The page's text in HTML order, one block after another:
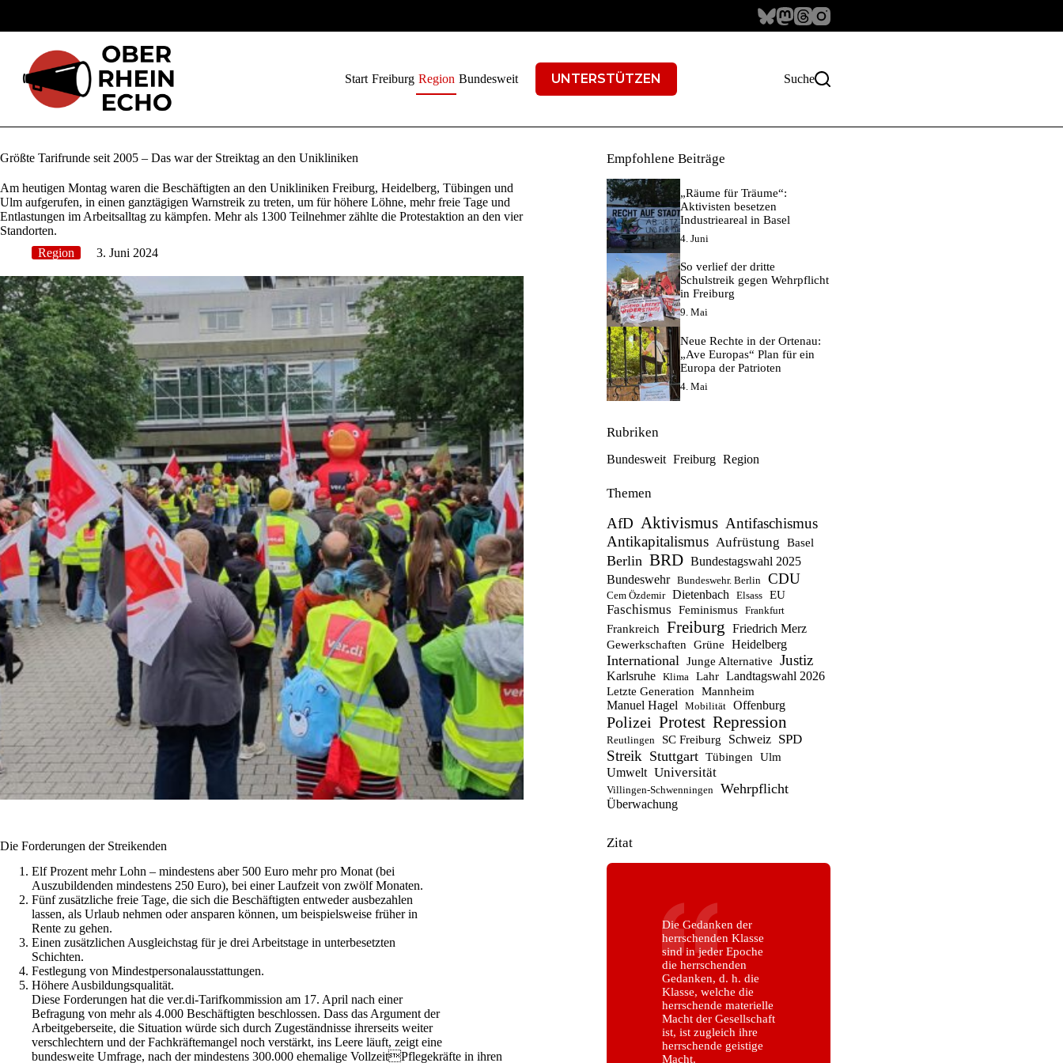
springen
Start Freiburg Region Bundesweit UNTERSTÜTZEN Suche
Größte Tarifrunde seit 2005 – Das war der Streiktag an den Unikliniken
Am heutigen Montag waren die Beschäftigten an den Unikliniken Freiburg, Heidelberg, Tübingen und
Ulm aufgerufen, in einen ganztägigen Warnstreik zu treten, um für höhere Löhne, mehr freie Tage und
Entlastungen im Arbeitsalltag zu kämpfen. Mehr als 1300 Teilnehmer zählte die Protestaktion an den vier
Standorten.
Region
3. Juni 2024
Die Forderungen der Streikenden
Elf Prozent mehr Lohn – mindestens aber 500 Euro mehr pro Monat (bei
Auszubildenden mindestens 250 Euro), bei einer Laufzeit von zwölf Monaten.
Fünf zusätzliche freie Tage, die sich die Beschäftigten entweder ausbezahlen
lassen, als Urlaub nehmen oder ansparen können, um beispielsweise früher in
Rente zu gehen.
Einen zusätzlichen Ausgleichstag für je drei Arbeitstage in unterbesetzten
Schichten.
Festlegung von Mindestpersonalausstattungen.
Höhere Ausbildungsqualität.
Diese Forderungen hat die ver.di-Tarifkommission am 17. April nach einer
Befragung von mehr als 4.000 Beschäftigten beschlossen. Dass das Argument der
Arbeitgeberseite, die Situation würde sich durch Zugeständnisse ihrerseits weiter
verschlechtern und der Fachkräftemangel noch verstärkt, ins Leere läuft, zeigt eine
bundesweite Umfrage, nach der mindestens 300.000 ehemalige VollzeitPflegekräfte in ihren
Empfohlene Beiträge
„Räume für Träume“:
Aktivisten besetzen
Industrieareal in Basel
4. Juni
So verlief der dritte
Schulstreik gegen Wehrpflicht
in Freiburg
9. Mai
Neue Rechte in der Ortenau:
„Ave Europas“ Plan für ein
Europa der Patrioten
4. Mai
Rubriken
Bundesweit Freiburg Region
Themen
AfD Aktivismus Antifaschismus
Antikapitalismus Aufrüstung Basel
Berlin BRD Bundestagswahl 2025
Bundeswehr Bundeswehr. Berlin CDU
Cem Özdemir Dietenbach Elsass EU
Faschismus Feminismus Frankfurt
Frankreich Freiburg Friedrich Merz
Gewerkschaften Grüne Heidelberg
International Junge Alternative Justiz
Karlsruhe Klima Lahr Landtagswahl 2026
Letzte Generation Mannheim
Manuel Hagel Mobilität Offenburg
Polizei Protest Repression
Reutlingen SC Freiburg Schweiz SPD
Streik Stuttgart Tübingen Ulm
Umwelt Universität
Villingen-Schwenningen Wehrpflicht
Überwachung
Zitat
Die Gedanken der
herrschenden Klasse
sind in jeder Epoche
die herrschenden
Gedanken, d. h. die
Klasse, welche die
herrschende materielle
Macht der Gesellschaft
ist, ist zugleich ihre
herrschende geistige
Macht.